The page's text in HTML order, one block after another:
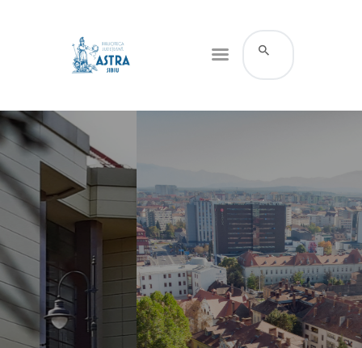
CATALOG ONLINE
DESPRE NOI
RESURSE
SERVICII
INFORMAȚII UTILE
BLOG
CONTACT
CONTUL MEU